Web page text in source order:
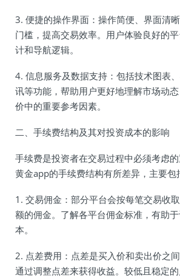
3. 便捷的操作界面：操作简便、界面清
门槛，提高交易效率。用户体验良好的
计和导航逻辑。
4. 信息服务及数据支持：包括技术图表
讯等功能，帮助用户更好地理解市场动
价中的重要参考因素。
二、手续费结构及其对投资成本的影响
手续费是投资者在交易过程中必须考虑
黄金app的手续费结构有所差异，主要包
1. 交易佣金：部分平台会按每笔交易收
额的佣金。了解各平台佣金标准，有助
本。
2. 点差费用：点差是买入价和卖出价之
通过调整点差来获得收益。较低且稳定